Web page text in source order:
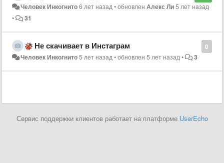
Человек Инкогнито6 лет назад•обновленАлекс Ли5 лет назад
•
31
0
Не скачивает в Инстаграм
Человек Инкогнито5 лет назад•обновлен5 лет назад• 3
Сервис поддержки клиентов работает на платформе UserEcho